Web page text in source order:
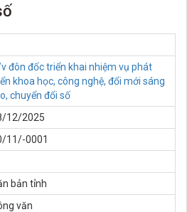
đôn đốc triển khai nhiệm vụ phát
khoa học, công nghệ, đổi mới sáng
chuyển đổi số
12/2025
11/-0001
bản tỉnh
văn